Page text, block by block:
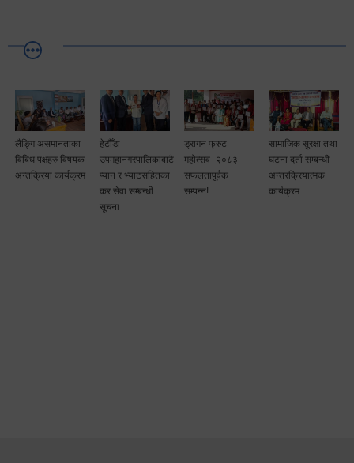
लैङ्गि असमानताका
विबिध पक्षहरु विषयक
अन्तक्रिया कार्यक्रम
हेटौँडा
उपमहानगरपालिकाबाटै
प्यान र भ्याटसहितका
कर सेवा सम्बन्धी
सूचना
ड्रागन फ्रुट
महोत्सव–२०८३
सफलतापूर्वक
सम्पन्न!
सामाजिक सुरक्षा तथा
घटना दर्ता सम्बन्धी
अन्तरक्रियात्मक
कार्यक्रम